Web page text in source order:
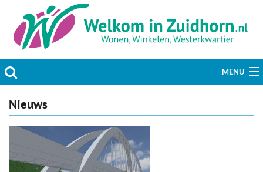
MENU
Actueel
Hobby & Vrije tijd
Welzijn & Maatschappij
Nieuws